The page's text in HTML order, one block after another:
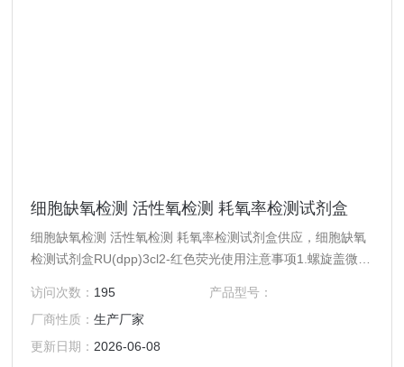
细胞缺氧检测 活性氧检测 耗氧率检测试剂盒
细胞缺氧检测 活性氧检测 耗氧率检测试剂盒供应，细胞缺氧
检测试剂盒RU(dpp)3cl2-红色荧光使用注意事项1.螺旋盖微量
至管底，避免开盖时液体洒落。2.细胞处理需要小心操作,尽
量避免人为的损伤细胞。3.并非所有细胞类型都消耗足够用于
检测的氧气。4.必须使用荧光培养专用的透明底黑色培养板，
访问次数： 195
产品型号：
厂商性质：生产厂家
更新日期： 2026-06-08